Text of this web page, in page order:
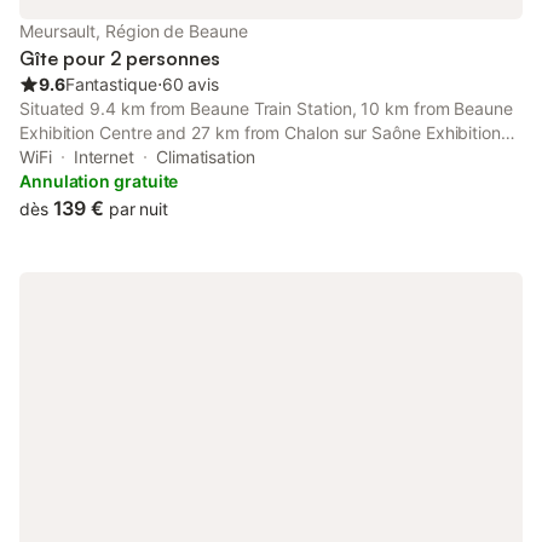
peut être organisée pour vous aider à découvrir les environs, et
le service de conciergerie est disponible pour répondre à
Meursault, Région de Beaune
Gîte pour 2 personnes
9.6Fantastique⋅60 avis
Situated 9.4 km from Beaune Train Station, 10 km from Beaune
Exhibition Centre and 27 km from Chalon sur Saône Exhibition
Park, Chez Pierrette à deux pas du Château de Meursault
features accommodation set in Meursault.
WiFi Internet
Climatisation
Annulation gratuite
dès 139 € par nuit